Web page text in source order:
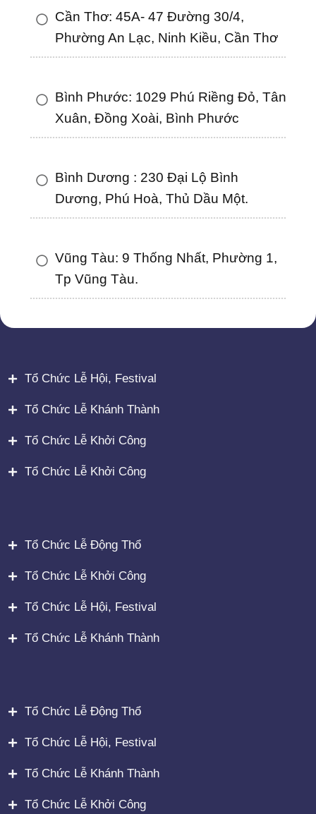
Cần Thơ: 45A- 47 Đường 30/4,
Phường An Lạc, Ninh Kiều, Cần Thơ
Bình Phước: 1029 Phú Riềng Đỏ, Tân
Xuân, Đồng Xoài, Bình Phước
Bình Dương : 230 Đại Lộ Bình
Dương, Phú Hoà, Thủ Dầu Một.
Vũng Tàu: 9 Thống Nhất, Phường 1,
Tp Vũng Tàu.
Tổ Chức Lễ Hội, Festival
Tổ Chức Lễ Khánh Thành
Tổ Chức Lễ Khởi Công
Tổ Chức Lễ Khởi Công
Tổ Chức Lễ Động Thổ
Tổ Chức Lễ Khởi Công
Tổ Chức Lễ Hội, Festival
Tổ Chức Lễ Khánh Thành
Tổ Chức Lễ Động Thổ
Tổ Chức Lễ Hội, Festival
Tổ Chức Lễ Khánh Thành
Tổ Chức Lễ Khởi Công